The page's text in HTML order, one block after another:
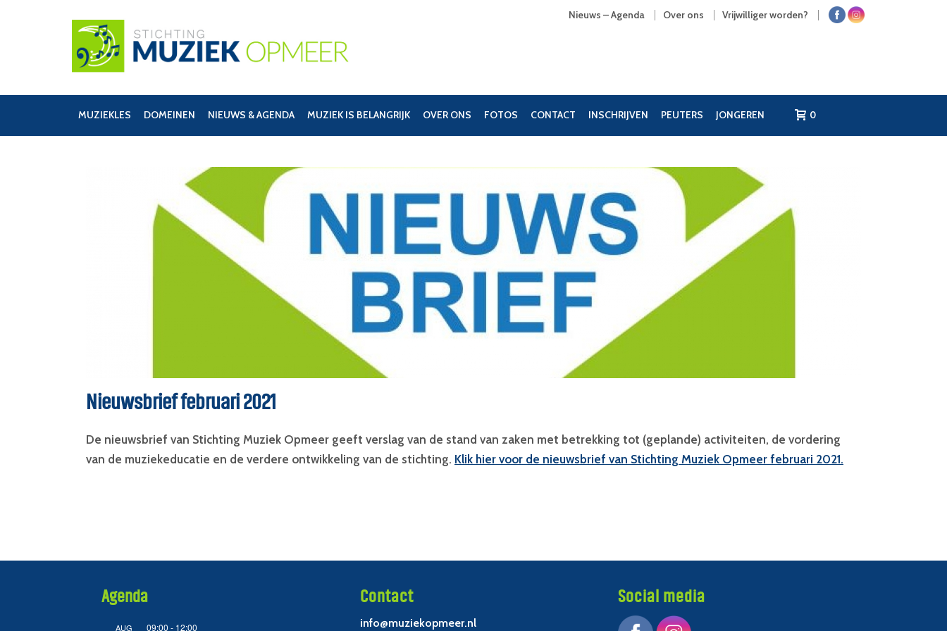
Nieuws – Agenda Over ons Vrijwilliger worden?
MUZIEKLES DOMEINEN NIEUWS & AGENDA MUZIEK IS BELANGRIJK OVER ONS FOTOS CONTACT INSCHRIJVEN PEUTERS JONGEREN 0
Nieuwsbrief februari 2021
De nieuwsbrief van Stichting Muziek Opmeer geeft verslag van de stand van zaken met betrekking tot (geplande) activiteiten, de vordering
van de muziekeducatie en de verdere ontwikkeling van de stichting. Klik hier voor de nieuwsbrief van Stichting Muziek Opmeer februari 2021.
Agenda
AUG 09:00 - 12:00
Contact
info@muziekopmeer.nl
Social media